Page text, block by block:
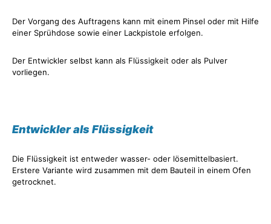
Der Vorgang des Auftragens kann mit einem Pinsel oder mit Hilfe
einer Sprühdose sowie einer Lackpistole erfolgen.
Der Entwickler selbst kann als Flüssigkeit oder als Pulver
vorliegen.
Entwickler als Flüssigkeit
Die Flüssigkeit ist entweder wasser- oder lösemittelbasiert.
Erstere Variante wird zusammen mit dem Bauteil in einem Ofen
getrocknet.